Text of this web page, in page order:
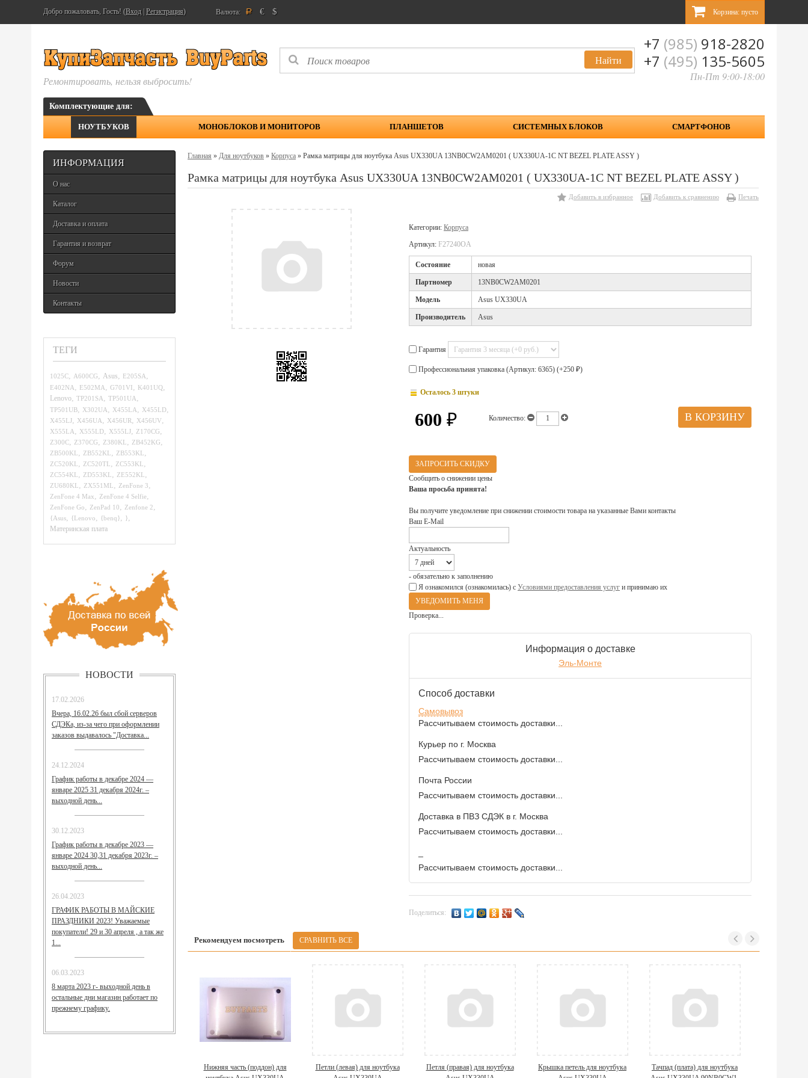
Добро пожаловать, Гость! (Вход Регистрация) Валюта: Р € $ Корзина: пусто
Ремонтировать, нельзя выбросить!
+7 (985) 918-2820
+7 (495) 135-5605
Пн-Пт 9:00-18:00
Комплектующие для:
НОУТБУКОВ МОНОБЛОКОВ И МОНИТОРОВ ПЛАНШЕТОВ СИСТЕМНЫХ БЛОКОВ СМАРТФОНОВ
ИНФОРМАЦИЯ
О нас
Каталог
Доставка и оплата
Гарантия и возврат
Форум
Новости
Контакты
ТЕГИ
1025C, A600CG, Asus, E205SA,
E402NA, E502MA, G701VI, K401UQ,
Lenovo, TP201SA, TP501UA,
TP501UB, X302UA, X455LA, X455LD,
X455LJ, X456UA, X456UR, X456UV,
X555LA, X555LD, X555LJ, Z170CG,
Z300C, Z370CG, Z380KL, ZB452KG,
ZB500KL, ZB552KL, ZB553KL,
ZC520KL, ZC520TL, ZC553KL,
ZC554KL, ZD553KL, ZE552KL,
ZU680KL, ZX551ML, ZenFone 3,
ZenFone 4 Max, ZenFone 4 Selfie,
ZenFone Go, ZenPad 10, Zenfone 2,
{Asus, {Lenovo, {benq}, },
Материнская плата
НОВОСТИ
17.02.2026
Вчера, 16.02.26 был сбой серверов
СДЭКа, из-за чего при оформлении
заказов выдавалось "Доставка...
24.12.2024
График работы в декабре 2024 —
январе 2025 31 декабря 2024г. –
выходной день...
30.12.2023
График работы в декабре 2023 —
январе 2024 30,31 декабря 2023г. –
выходной день...
26.04.2023
ГРАФИК РАБОТЫ В МАЙСКИЕ
ПРАЗДНИКИ 2023! Уважаемые
покупатели! 29 и 30 апреля , а так же
1...
06.03.2023
8 марта 2023 г- выходной день в
остальные дни магазин работает по
прежнему графику.
Главная » Для ноутбуков » Корпуса » Рамка матрицы для ноутбука Asus UX330UA 13NB0CW2AM0201 ( UX330UA-1C NT BEZEL PLATE ASSY )
Рамка матрицы для ноутбука Asus UX330UA 13NB0CW2AM0201 ( UX330UA-1C NT BEZEL PLATE ASSY )
Добавить в избранное Добавить к сравнению Печать
Категории: Корпуса
Артикул: F27240OA
Cостояние новая
Партномер 13NB0CW2AM0201
Модель Asus UX330UA
Производитель Asus
Гарантия
Профессиональная упаковка (Артикул: 6365) (+250 ₽)
Осталось 3 штуки
600 ₽ Количество:
ЗАПРОСИТЬ СКИДКУ
Сообщить о снижении цены
Ваша просьба принята!
Вы получите уведомление при снижении стоимости товара на указанные Вами контакты
Ваш E-Mail
Актуальность
- обязательно к заполнению
Я ознакомился (ознакомилась) с Условиями предоставления услуг и принимаю их
Проверка...
Информация о доставке
Эль-Монте
Способ доставки
Самовывоз
Рассчитываем стоимость доставки...
Курьер по г. Москва
Рассчитываем стоимость доставки...
Почта России
Рассчитываем стоимость доставки...
Доставка в ПВЗ СДЭК в г. Москва
Рассчитываем стоимость доставки...
Рассчитываем стоимость доставки...
Поделиться:
Рекомендуем посмотреть
Нижняя часть (поддон) для
Петли (левая) для ноутбука
Петля (правая) для ноутбука
Крышка петель для ноутбука
Тачпад (плата) для ноутбука